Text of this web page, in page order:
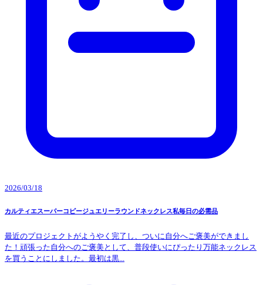
2026/03/18
カルティエスーパーコピージュエリーラウンドネックレス私毎日の必需品
最近のプロジェクトがようやく完了し、ついに自分へご褒美ができまし
た！頑張った自分へのご褒美として、普段使いにぴったり万能ネックレス
を買うことにしました。最初は黒...